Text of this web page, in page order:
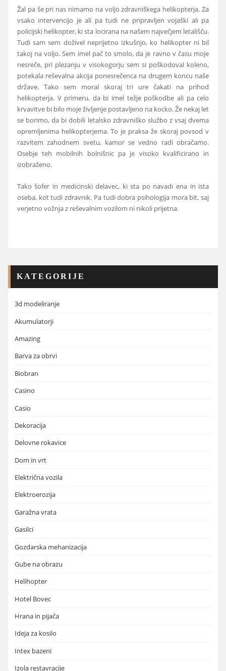
Žal pa še pri nas nimamo na voljo zdravniškega helikopterja. Za
vsako intervencijo je ali pa tudi ne pripravljen vojaški ali pa
policijski helikopter, ki sta locirana na našem največjem letališču.
Tudi sam sem doživel neprijetno izkušnjo, ko helikopter ni bil
takoj na voljo. Sem imel pač to smolo, da je ravno v času moje
nesreče, pri plezanju v visokogorju sem si poškodoval koleno,
potekala reševalna akcija ponesrečenca na drugem koncu naše
države. Tako sem moral skoraj tri ure čakati na prihod
helikopterja. V primeru, da bi imel težje poškodbe ali pa celo
krvavitve bi bilo moje življenje postavljeno na kocko. Že nekaj let
se borimo, da bi dobili letalsko zdravniško službo z vsaj dvema
opremljenima helikopterjema. To je praksa že skoraj povsod v
razvitem zahodnem svetu, kamor se vedno radi obračamo.
Osebje teh mobilnih bolnišnic pa je visoko kvalificirano in
izobraženo.
Tako šofer in medicinski delavec, ki sta po navadi ena in ista
oseba, kot tudi zdravnik. Pa tudi dobra psihologija mora bit, saj
verjetno vožnja z reševalnim vozilom ni nikoli prijetna.
KATEGORIJE
3d modeliranje
Akumulatorji
Amazing
Barva za obrvi
Biobran
Casino
Casio
Dekoracija
Delovne rokavice
Dom in vrt
Električna vozila
Elektroerozija
Garažna vrata
Gasilci
Gozdarska mehanizacija
Gube na obrazu
Helihopter
Hotel Bovec
Hrana in pijača
Ideja za kosilo
Intex bazeni
Izola restavracije